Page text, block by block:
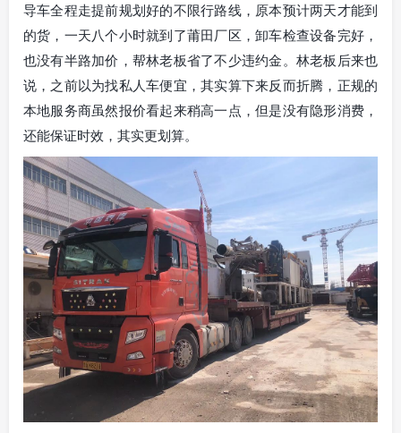
导车全程走提前规划好的不限行路线，原本预计两天才能到
的货，一天八个小时就到了莆田厂区，卸车检查设备完好，
也没有半路加价，帮林老板省了不少违约金。林老板后来也
说，之前以为找私人车便宜，其实算下来反而折腾，正规的
本地服务商虽然报价看起来稍高一点，但是没有隐形消费，
还能保证时效，其实更划算。